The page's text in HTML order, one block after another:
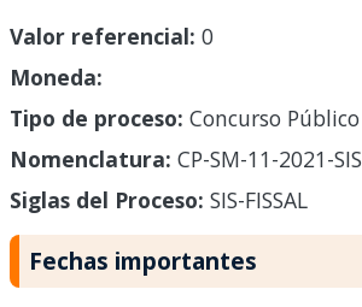
Valor referencial: 0
Moneda:
Tipo de proceso: Concurso Público
Nomenclatura: CP-SM-11-2021-
Siglas del Proceso: SIS-FISSAL
Fechas importantes